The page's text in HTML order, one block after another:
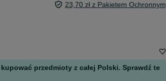
23,70 zł z Pakietem Ochronnym
przedmioty z całej Polski. Sprawdź te